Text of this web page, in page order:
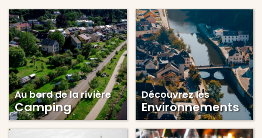
Au bord de la rivière
Camping
Découvrez les
Environnements